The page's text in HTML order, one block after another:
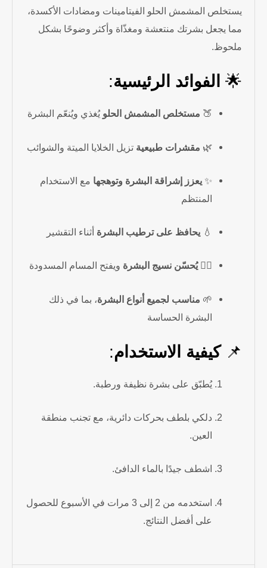
يستخلص المشمش الحلو الفيتامينات ومضادات الأكسدة،
مما يجعل بشرتك منتعشة ومغذّاة وأكثر وضوحًا بشكل
ملحوظ.
🌟 الفوائد الرئيسية:
🍑 مستخلص المشمش الحلو يُغذي ويُنعّم البشرة
🌿 مقشرات طبيعية تزيل الخلايا الميتة والشوائب
✨ يعزز إشراقة البشرة وتوهجها مع الاستخدام
المنتظم
💧 يحافظ على ترطيب البشرة أثناء التقشير
🧖‍♀️يُحسّن نسيج البشرة ويفتح المسام المسدودة
🌱 مناسب لجميع أنواع البشرة، بما في ذلك
البشرة الحساسة
📌كيفية الاستخدام:
يُطبّق على بشرة نظيفة ورطبة.
دلكي بلطف بحركات دائرية، مع تجنب منطقة
العين.
اشطف جيدًا بالماء الدافئ.
استخدمه من 2 إلى 3 مرات في الأسبوع للحصول
على أفضل النتائج.